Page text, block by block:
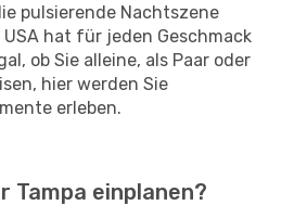
pulsierende Nachtszene
hat für jeden Geschmack
ob Sie alleine, als Paar oder
hier werden Sie
erleben.
Tampa einplanen?